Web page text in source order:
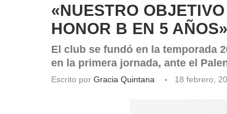
«NUESTRO
HONOR B EN 5 AÑOS»
El club se fundó en la temporada
en la primera jornada, ante el
Escrito por Gracia Quintana 18 febrero,